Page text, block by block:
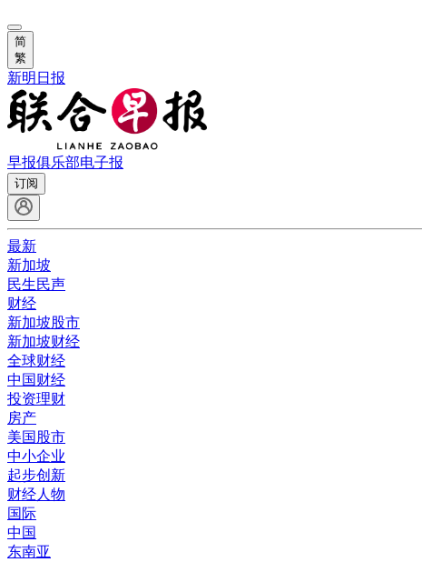
简
繁
新明日报
早报俱乐部电子报
订阅
最新
新加坡
民生民声
财经
新加坡股市
新加坡财经
全球财经
中国财经
投资理财
房产
美国股市
中小企业
起步创新
财经人物
国际
中国
东南亚